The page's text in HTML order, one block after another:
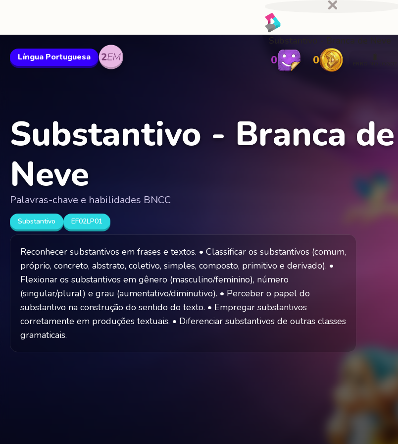
Substantivo - Branca de Neve
0 0
Língua Portuguesa
Substantivo - Branca de
Neve
Palavras-chave e habilidades BNCC
Substantivo EF02LP01
Reconhecer substantivos em frases e textos. • Classificar os substantivos (comum,
próprio, concreto, abstrato, coletivo, simples, composto, primitivo e derivado). •
Flexionar os substantivos em gênero (masculino/feminino), número
(singular/plural) e grau (aumentativo/diminutivo). • Perceber o papel do
substantivo na construção do sentido do texto. • Empregar substantivos
corretamente em produções textuais. • Diferenciar substantivos de outras classes
gramaticais.